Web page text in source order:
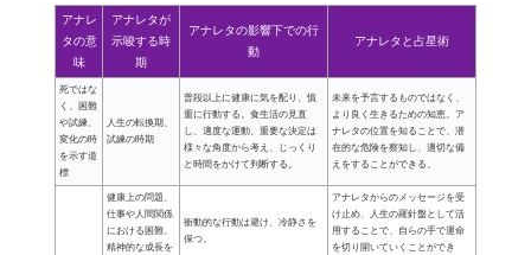
アナレ
タの意
味
アナレタが
示唆する時
期
アナレタの影響下での行
動
アナレタと占星術
死ではな
く、困難
や試練、
変化の時
を示す道
標
人生の転換期、
試練の時期
普段以上に健康に気を配り、慎
重に行動する。食生活の見直
し、適度な運動、重要な決定は
様々な角度から考え、じっくり
と時間をかけて判断する。
未来を予言するものではなく、
より良く生きるための知恵。ア
ナレタの位置を知ることで、潜
在的な危険を察知し、適切な備
えをすることができる。
健康上の問題、
仕事や人間関係
における困難、
精神的な成長を
衝動的な行動は避け、冷静さを
保つ。
アナレタからのメッセージを受
け止め、人生の羅針盤として活
用することで、自らの手で運命
を切り開いていくことができ